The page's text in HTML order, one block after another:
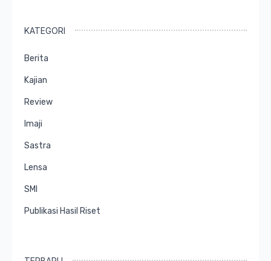
KATEGORI
Berita
Kajian
Review
Imaji
Sastra
Lensa
SMI
Publikasi Hasil Riset